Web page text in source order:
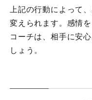
上記の行動によって
変えられます。感情
コーチは、相手に安
しょう。